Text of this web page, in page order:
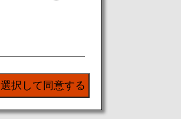
選択して同意する